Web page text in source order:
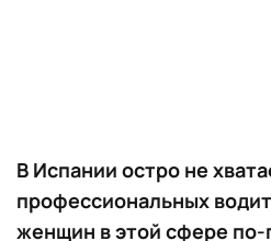
В Испании остро не
профессиональных
женщин в этой сфере